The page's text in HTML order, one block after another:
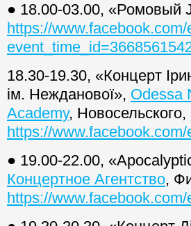
● 18.00-03.00, «Ромовый
https://
18.30-19.30, «Концерт
ім. Нежданової», Odessa
Academy, Новосельского,
https://
● 19.00-22.00,
Концертное Агентство,
https://